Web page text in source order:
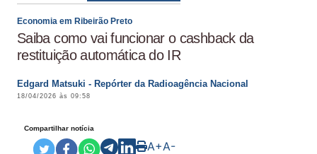
Economia em Ribeirão Preto
Saiba como vai funcionar o cashback da
restituição automática do IR
Edgard Matsuki - Repórter da Radioagência Nacional
18/04/2026 às 09:58
Compartilhar notícia
A+A-